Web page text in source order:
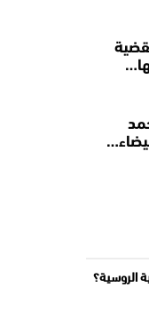
الروسية؟